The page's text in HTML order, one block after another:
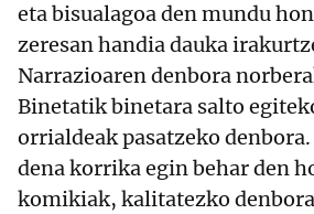
eta bisualagoa den mundu
zeresan handia dauka
Narrazioaren denbora
Binetatik binetara salto
orrialdeak pasatzeko denbora.
dena korrika egin behar den
komikiak, kalitatezko